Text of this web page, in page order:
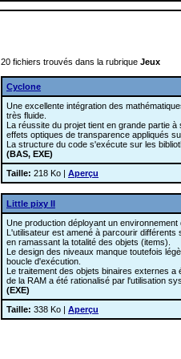
20 fichiers trouvés dans la rubrique Jeux
Cyclone
Une excellente intégration des
très fluide.
La réussite du projet tient en grande partie
effets optiques de transparence appliqués
La structure du code s'exécute sur les
(BAS, EXE)
Taille: 218 Ko | Aperçu
Little pixy II
Une production déployant un
L'utilisateur est amené à parcourir
en ramassant la totalité des objets (items).
Le design des niveaux manque toutefois
boucle d'exécution.
Le traitement des objets binaires externes a
de la RAM a été rationalisé par l'utilisation
(EXE)
Taille: 338 Ko | Aperçu